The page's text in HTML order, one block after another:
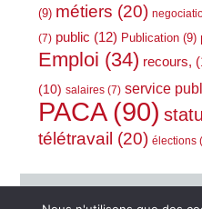
(9) métiers (20)
(7) public (12) Publication (9)
Emploi (34) recours,
(10) salaires (7) service
PACA(90)
télétravail (20) élections